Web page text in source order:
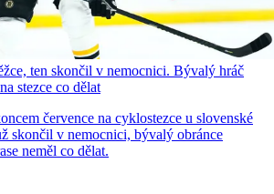
ten skončil v nemocnici. Bývalý hráč
stezce co dělat
července na cyklostezce u slovenské
skončil v nemocnici, bývalý obránce
neměl co dělat.